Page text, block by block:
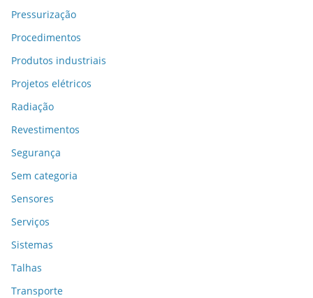
Pressurização
Procedimentos
Produtos industriais
Projetos elétricos
Radiação
Revestimentos
Segurança
Sem categoria
Sensores
Serviços
Sistemas
Talhas
Transporte